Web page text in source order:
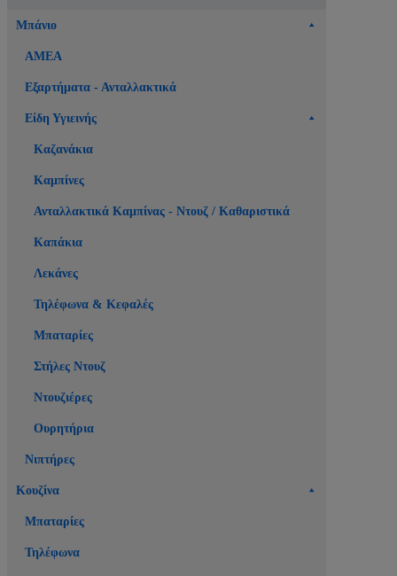
Μπάνιο
ΑΜΕΑ
Εξαρτήματα - Ανταλλακτικά
Είδη Υγιεινής
Καζανάκια
Καμπίνες
Ανταλλακτικά Καμπίνας - Ντουζ / Καθαριστικά
Καπάκια
Λεκάνες
Τηλέφωνα & Κεφαλές
Μπαταρίες
Στήλες Ντουζ
Ντουζιέρες
Ουρητήρια
Νιπτήρες
Κουζίνα
Μπαταρίες
Τηλέφωνα